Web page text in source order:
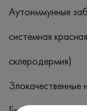
Аутоиммунные
системная
склеродермия)
Злокачественные